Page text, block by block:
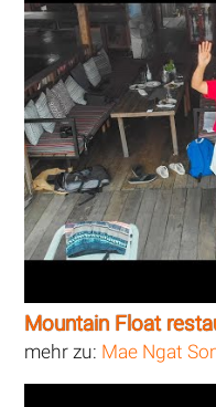
Mountain Float
mehr zu: Mae Ngat